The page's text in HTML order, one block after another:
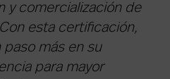
y comercialización de
esta certificación,
paso más en su
para mayor